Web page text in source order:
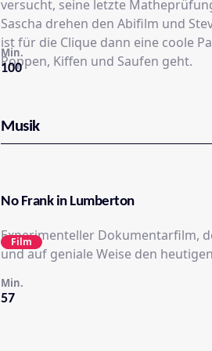
versucht, seine letzte
Sascha drehen den Abifilm und
ist für die Clique dann eine coole
Poppen, Kiffen und Saufen geht.
100
Min.
Musik
No Frank in Lumberton
Experimenteller Dokumentarfilm,
und auf geniale Weise den
57
Min.
Film